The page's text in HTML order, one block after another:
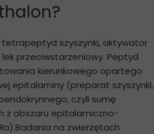
szyszynki, aktywator
przeciwstarzeniowy. Peptyd
kierunkowego opartego
epitalaminy (preparat szyszynki,
czyli sumę
z obszaru epitalamiczno-
na zwierzętach